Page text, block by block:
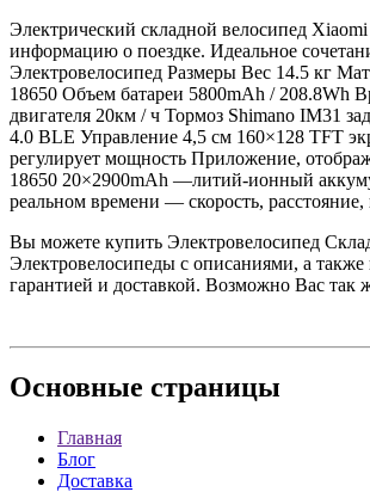
Электрический складной велосипед
информацию о поездке. Идеальное
Электровелосипед Размеры Вес 14.5 кг
18650 Объем батареи 5800mAh / 208.8Wh
двигателя 20км / ч Тормоз Shimano IM31
4.0 BLE Управление 4,5 см 160×128 TFT
регулирует мощность Приложение,
18650 20×2900mAh —литий-ионный
реальном времени — скорость,
Вы можете купить Электровелосипед
Электровелосипеды с описаниями, а
гарантией и доставкой. Возможно Вас так
Основные страницы
Главная
Блог
Доставка